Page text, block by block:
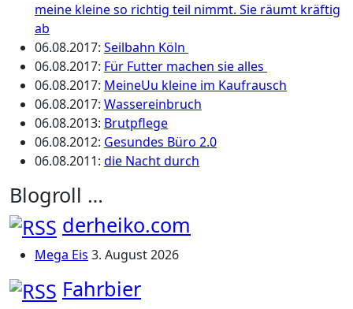
meine kleine so richtig teil nimmt. Sie räumt kräftig
ab
06.08.2017: Seilbahn Köln
06.08.2017: Für Futter machen sie alles
06.08.2017: MeineUu kleine im Kaufrausch
06.08.2017: Wassereinbruch
06.08.2013: Brutpflege
06.08.2012: Gesundes Büro 2.0
06.08.2011: die Nacht durch
Blogroll …
derheiko.com
Mega Eis 3. August 2026
Fahrbier